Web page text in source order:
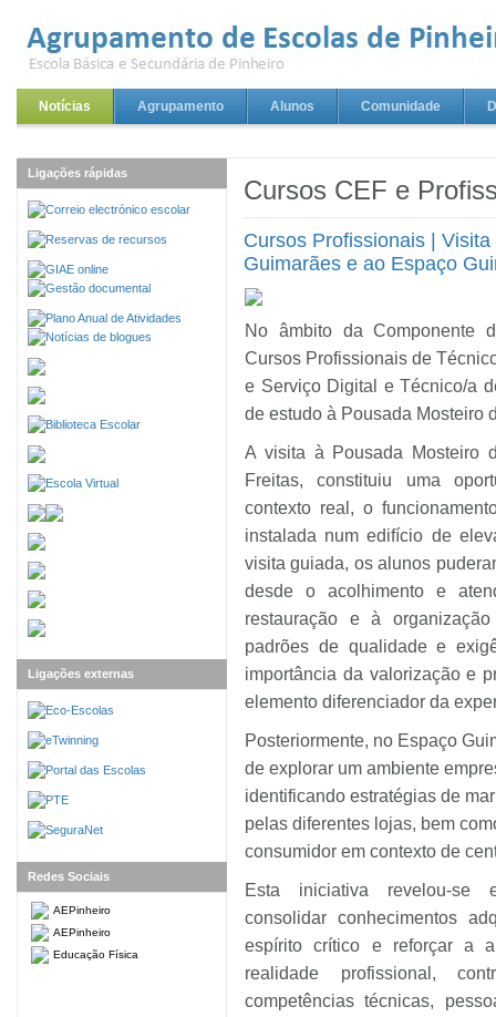
Notícias Agrupamento Alunos Comunidade
Cursos CEF e
Cursos Profissionais |
Guimarães e ao Espaço
No âmbito da Componente
Cursos Profissionais de
e Serviço Digital e Técnico/a
de estudo à Pousada Mosteiro
A visita à Pousada Mosteiro
Freitas, constituiu uma
contexto real, o
instalada num edifício de
visita guiada, os alunos
desde o acolhimento e
restauração e à
padrões de qualidade e
importância da valorização e
elemento diferenciador da
Posteriormente, no Espaço
de explorar um ambiente
identificando estratégias de
pelas diferentes lojas, bem
consumidor em contexto de
Esta iniciativa revelou-se
consolidar conhecimentos
espírito crítico e reforçar a
realidade profissional,
competências técnicas,
Ligações rápidas
Ligações externas
Redes Sociais
AEPinheiro
AEPinheiro
Educação Física